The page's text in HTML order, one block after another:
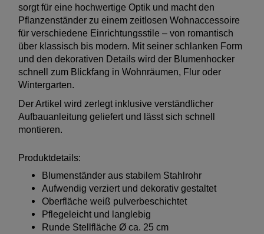
sorgt für eine hochwertige Optik und macht den
Pflanzenständer zu einem zeitlosen Wohnaccessoire
für verschiedene Einrichtungsstile – von romantisch
über klassisch bis modern. Mit seiner schlanken Form
und den dekorativen Details wird der Blumenhocker
schnell zum Blickfang in Wohnräumen, Flur oder
Wintergarten.
Der Artikel wird zerlegt inklusive verständlicher
Aufbauanleitung geliefert und lässt sich schnell
montieren.
Produktdetails:
Blumenständer aus stabilem Stahlrohr
Aufwendig verziert und dekorativ gestaltet
Oberfläche weiß pulverbeschichtet
Pflegeleicht und langlebig
Runde Stellfläche Ø ca. 25 cm